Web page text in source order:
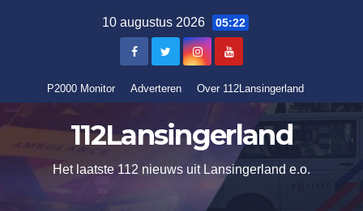
10 augustus 2026 05:22
P2000 Monitor Adverteren Over 112Lansingerland
112Lansingerland
Het laatste 112 nieuws uit Lansingerland e.o.